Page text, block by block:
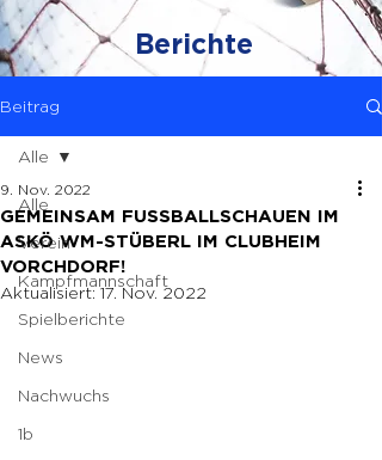
Berichte
Beitrag
Alle
Verein
Kampfmannschaft
Spielberichte
News
Nachwuchs
1b
Alle
GEMEINSAM FUSSBALLSCHAUEN IM
ASKÖ WM-STÜBERL IM CLUBHEIM
VORCHDORF!
9. Nov. 2022
Aktualisiert:17. Nov. 2022